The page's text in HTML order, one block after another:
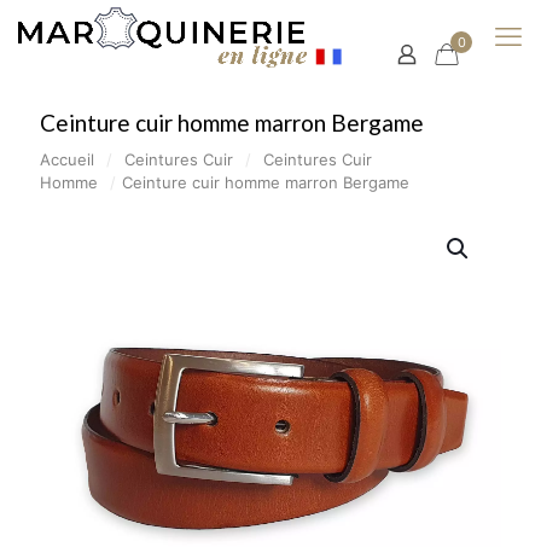
0
Ceinture cuir homme marron Bergame
Accueil / Ceintures Cuir /
Ceintures Cuir
Homme
/ Ceinture cuir homme marron Bergame